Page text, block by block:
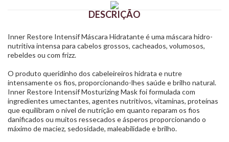
DESCRIÇÃO
Inner Restore Intensif Máscara Hidratante é uma máscara hidro-
nutritiva intensa para cabelos grossos, cacheados, volumosos,
rebeldes ou com frizz.
O produto queridinho dos cabeleireiros hidrata e nutre
intensamente os fios, proporcionando-lhes saúde e brilho natural.
Inner Restore Intensif Mosturizing Mask foi formulada com
ingredientes umectantes, agentes nutritivos, vitaminas, proteínas
que equilibram o nível de nutrição em quanto reparam os fios
danificados ou muitos ressecados e ásperos proporcionando o
máximo de maciez, sedosidade, maleabilidade e brilho.